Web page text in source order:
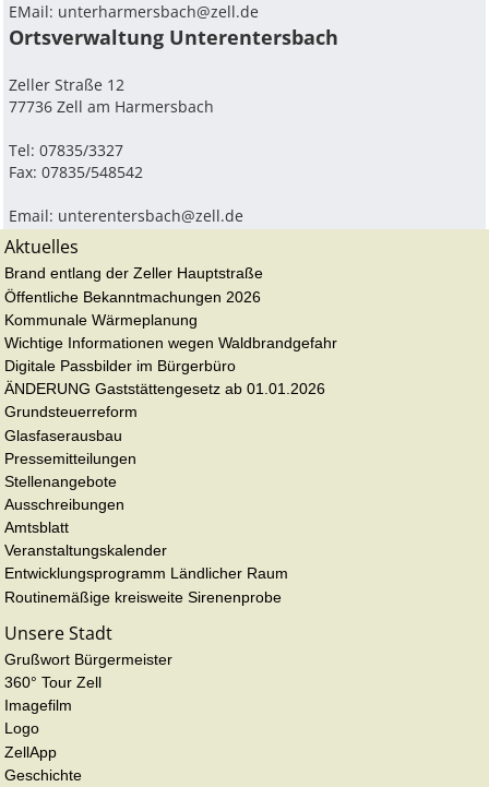
EMail: unterharmersbach@zell.de
Ortsverwaltung Unterentersbach
Zeller Straße 12
77736 Zell am Harmersbach
Tel: 07835/3327
Fax: 07835/548542
Email: unterentersbach@zell.de
Aktuelles
Brand entlang der Zeller Hauptstraße
Öffentliche Bekanntmachungen 2026
Kommunale Wärmeplanung
Wichtige Informationen wegen Waldbrandgefahr
Digitale Passbilder im Bürgerbüro
ÄNDERUNG Gaststättengesetz ab 01.01.2026
Grundsteuerreform
Glasfaserausbau
Pressemitteilungen
Stellenangebote
Ausschreibungen
Amtsblatt
Veranstaltungskalender
Entwicklungsprogramm Ländlicher Raum
Routinemäßige kreisweite Sirenenprobe
Unsere Stadt
Grußwort Bürgermeister
360° Tour Zell
Imagefilm
Logo
ZellApp
Geschichte